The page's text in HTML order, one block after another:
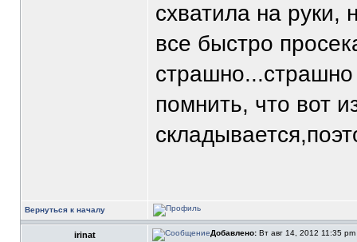
схватила на
все быстро
помнить, что вот
Вернуться к началу
irinat Добавлено: Вт авг 14, 2012 11:35 pm